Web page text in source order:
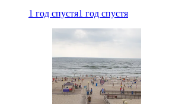
1 год спустя1 год спустя